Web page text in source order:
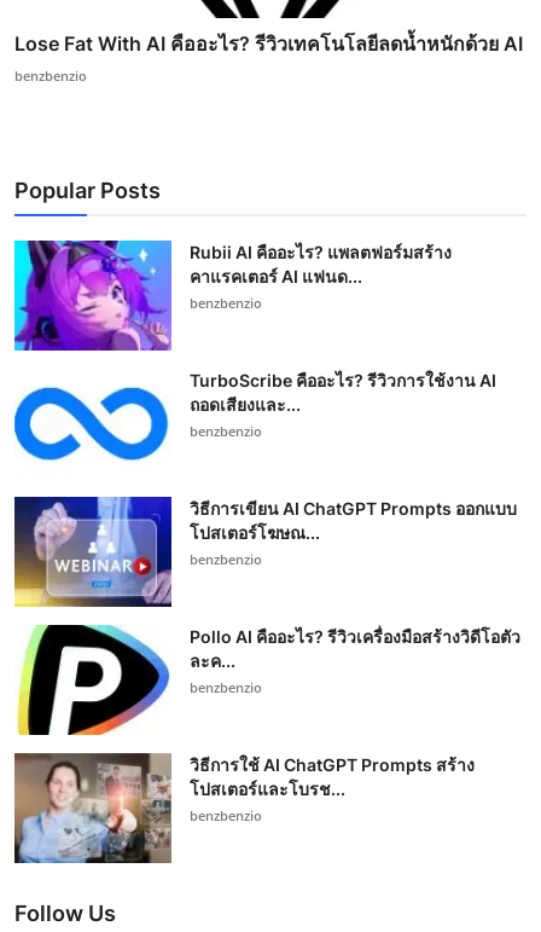
Lose Fat With AI คืออะไร? รีวิวเทคโนโลยีลดน้ำหนักด้วย AI
benzbenzio
Popular Posts
Rubii AI คืออะไร? แพลตฟอร์มสร้าง
คาแรคเตอร์ AI แฟนด...
benzbenzio
TurboScribe คืออะไร? รีวิวการใช้งาน AI
ถอดเสียงและ...
benzbenzio
วิธีการเขียน AI ChatGPT Prompts ออกแบบ
โปสเตอร์โฆษณ...
benzbenzio
Pollo AI คืออะไร? รีวิวเครื่องมือสร้างวิดีโอตัว
ละค...
benzbenzio
วิธีการใช้ AI ChatGPT Prompts สร้าง
โปสเตอร์และโบรช...
benzbenzio
Follow Us